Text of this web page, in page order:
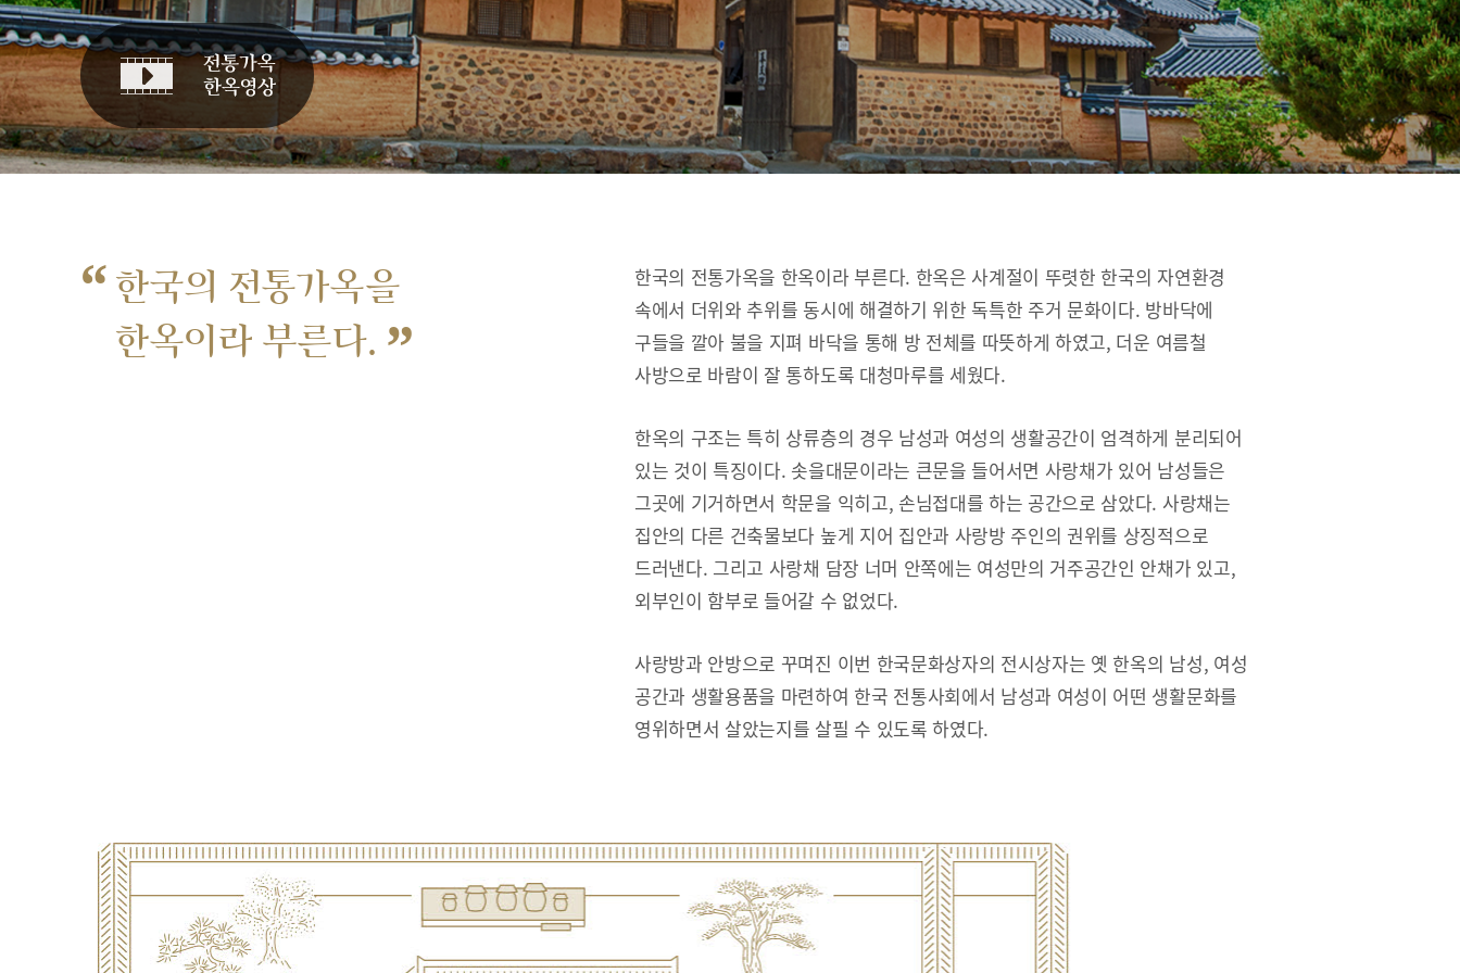
“ 한국의 전통가옥을
한옥이라 부른다. ”
한국의 전통가옥을 한옥이라 부른다. 한옥은 사계절이 뚜렷한 한국의 자연환경
속에서 더위와 추위를 동시에 해결하기 위한 독특한 주거 문화이다. 방바닥에
구들을 깔아 불을 지펴 바닥을 통해 방 전체를 따뜻하게 하였고, 더운 여름철
사방으로 바람이 잘 통하도록 대청마루를 세웠다.
한옥의 구조는 특히 상류층의 경우 남성과 여성의 생활공간이 엄격하게 분리되어
있는 것이 특징이다. 솟을대문이라는 큰문을 들어서면 사랑채가 있어 남성들은
그곳에 기거하면서 학문을 익히고, 손님접대를 하는 공간으로 삼았다. 사랑채는
집안의 다른 건축물보다 높게 지어 집안과 사랑방 주인의 권위를 상징적으로
드러낸다. 그리고 사랑채 담장 너머 안쪽에는 여성만의 거주공간인 안채가 있고,
외부인이 함부로 들어갈 수 없었다.
사랑방과 안방으로 꾸며진 이번 한국문화상자의 전시상자는 옛 한옥의 남성, 여성
공간과 생활용품을 마련하여 한국 전통사회에서 남성과 여성이 어떤 생활문화를
영위하면서 살았는지를 살필 수 있도록 하였다.